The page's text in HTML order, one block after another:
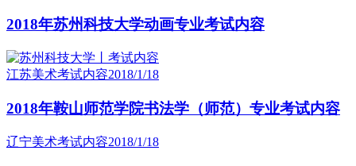
2018年苏州科技大学动画专业考试内容
江苏美术考试内容2018/1/18
2018年鞍山师范学院书法学（师范）专业考试内容
辽宁美术考试内容2018/1/18